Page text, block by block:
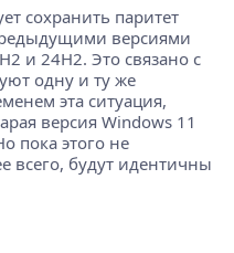
сохранить паритет
версиями
и 24H2. Это связано с
одну и ту же
эта ситуация,
версия Windows 11
пока этого не
всего, будут идентичны